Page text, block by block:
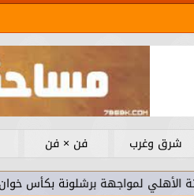
شرق وغرب فن × فن
برشلونة بكأس خوان جامبر